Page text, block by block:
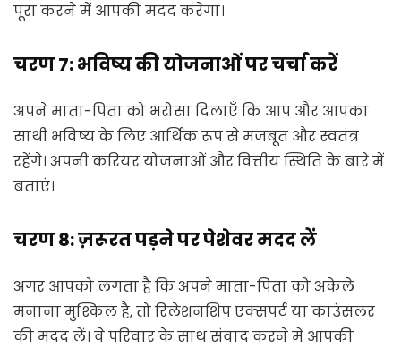
पूरा करने में आपकी मदद करेगा।
चरण 7: भविष्य की योजनाओं पर चर्चा करें
अपने माता-पिता को भरोसा दिलाएँ कि आप और आपका
साथी भविष्य के लिए आर्थिक रूप से मजबूत और स्वतंत्र
रहेंगे। अपनी करियर योजनाओं और वित्तीय स्थिति के बारे में
बताएं।
चरण 8: ज़रूरत पड़ने पर पेशेवर मदद लें
अगर आपको लगता है कि अपने माता-पिता को अकेले
मनाना मुश्किल है, तो रिलेशनशिप एक्सपर्ट या काउंसलर
की मदद लें। वे परिवार के साथ संवाद करने में आपकी